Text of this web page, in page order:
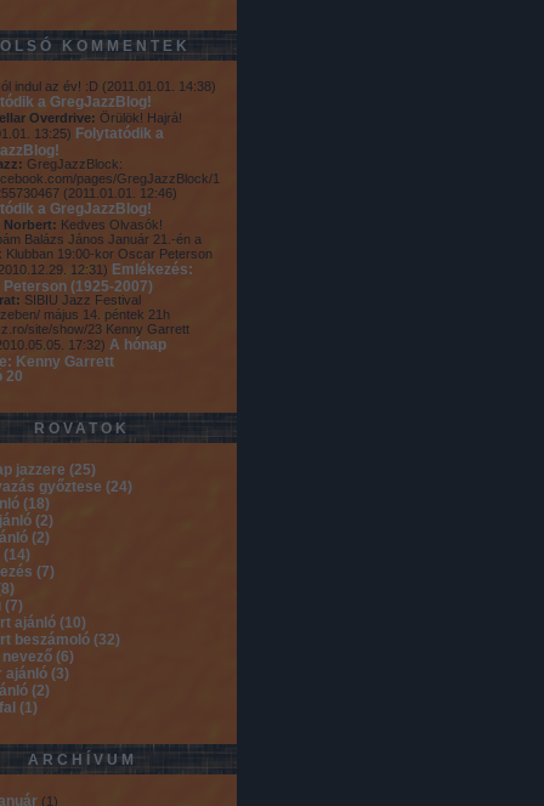
KOMMENTEK
indul az év! :D (2011.01.01. 14:38)
a GregJazzBlog!
Overdrive: Örülök! Hajrá!
13:25) Folytatódik a
GregJazzBlock:
pages/GregJazzBlock/1
(2011.01.01. 12:46)
a GregJazzBlog!
Norbert: Kedves Olvasók!
Balázs János Január 21.-én a
Klubban 19:00-kor Oscar Peterson
12:31) Emlékezés:
Peterson (1925-2007)
SIBIU Jazz Festival
május 14. péntek 21h
site/show/23 Kenny Garrett
17:32) A hónap
Kenny Garrett
20
ROVATOK
jazzere (25)
győztese (24)
(18)
(2)
(2)
(14)
(7)
8)
(7)
ajánló (10)
beszámoló (32)
(6)
ajánló (3)
(2)
(1)
ARCHÍVUM
(1)